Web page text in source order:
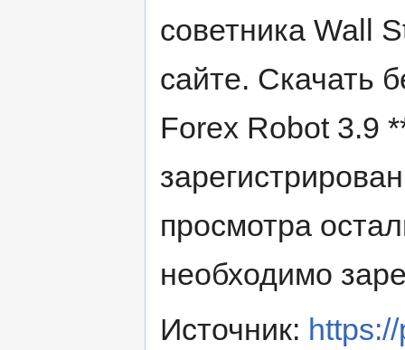
советника Wall
сайте. Скачать
Forex Robot 3.9
просмотра
необходимо
Источник: